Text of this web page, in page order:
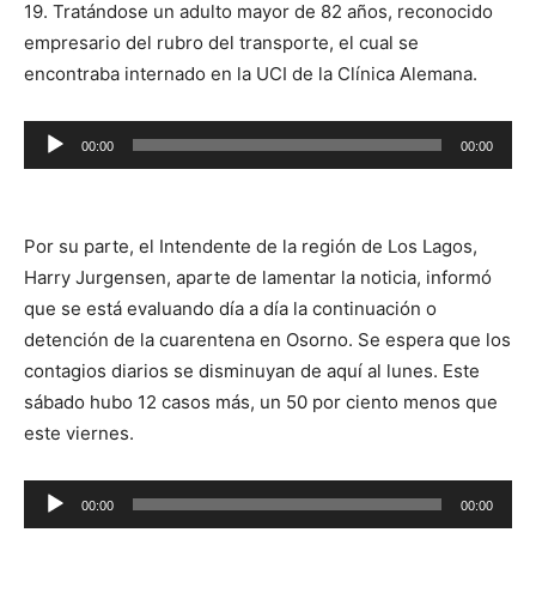
19. Tratándose un adulto mayor de 82 años, reconocido
empresario del rubro del transporte, el cual se
encontraba internado en la UCI de la Clínica Alemana.
Reproductor
00:00 00:00
Por su parte, el Intendente de la región de Los Lagos,
Harry Jurgensen, aparte de lamentar la noticia, informó
que se está evaluando día a día la continuación o
detención de la cuarentena en Osorno. Se espera que los
contagios diarios se disminuyan de aquí al lunes. Este
sábado hubo 12 casos más, un 50 por ciento menos que
este viernes.
Reproductor
de
00:00 00:00